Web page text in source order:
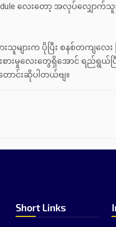
လေးတော့ အလုပ်လျှော
များက ပိုပြီး စနစ်တကျလေး
မှုလေးတွေရှိအောင် ရည်ရွယ်ပြီး
ာင်းဆိုပါတယ်ဗျ။
Short Links